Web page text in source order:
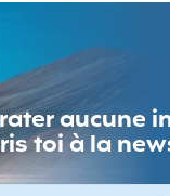
aucune
toi à la